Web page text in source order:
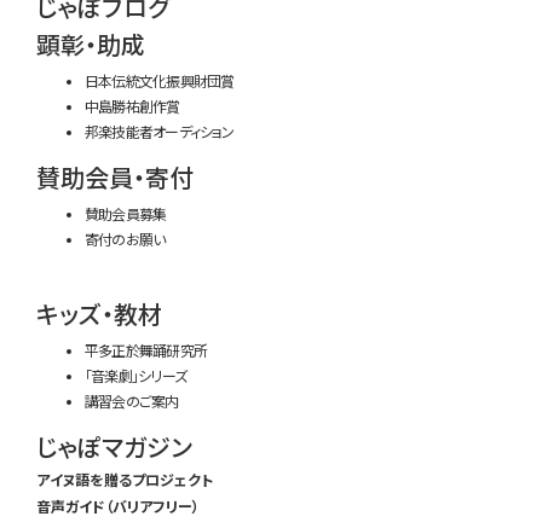
顕彰・助成
日本伝統文化振興財団賞
中島勝祐創作賞
邦楽技能者オーディション
賛助会員・寄付
賛助会員募集
寄付のお願い
キッズ・教材
平多正於舞踊研究所
「音楽劇」シリーズ
講習会のご案内
じゃぽマガジン
アイヌ語を贈るプロジェクト
音声ガイド（バリアフリー）